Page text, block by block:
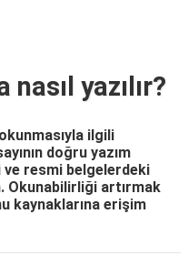
yazılır?
okunmasıyla ilgili
doğru yazım
ve resmi belgelerdeki
Okunabilirliği artırmak
kaynaklarına erişim